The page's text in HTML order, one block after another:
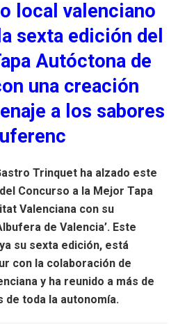
local valenciano
sexta edición del
Autóctona de
una creación
a los sabores
Trinquet ha alzado este
Concurso a la Mejor Tapa
Valenciana con su
de Valencia’. Este
su sexta edición, está
con la colaboración de
y ha reunido a más de
de toda la autonomía.